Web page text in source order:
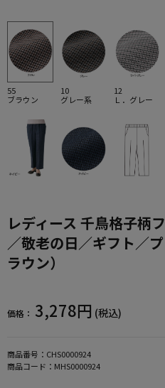
55
ブラウン
10
グレー系
12
Ｌ．グレー
レディース 千鳥格子柄
／敬老の日／ギフト／
ラウン）
価格： 3,278円 (税込)
商品番号： CHS0000924
商品コード： MHS0000924